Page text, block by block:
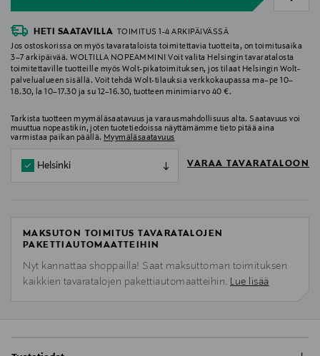
HETI SAATAVILLA
TOIMITUS 1-4 ARKIPÄIVÄSSÄ
Jos ostoskorissa on myös tavarataloista toimitettavia tuotteita, on toimitusaika
3–7 arkipäivää. WOLTILLA NOPEAMMIN! Voit valita Helsingin tavaratalosta
toimitettaville tuotteille myös Wolt-pikatoimituksen, jos tilaat Helsingin Wolt-
palvelualueen sisällä. Voit tehdä Wolt-tilauksia verkkokaupassa ma–pe 10–
18.30, la 10–17.30 ja su 12–16.30, tuotteen minimiarvo 40 €.
Tarkista tuotteen myymäläsaatavuus ja varausmahdollisuus alta. Saatavuus voi
muuttua nopeastikin, joten tuotetiedoissa näyttämämme tieto pitää aina
varmistaa paikan päällä. Myymäläsaatavuus
Helsinki VARAA TAVARATALOON
MAKSUTON TOIMITUS TAVARATALOJEN
PAKETTIAUTOMAATTEIHIN
Nyt kannattaa shoppailla! Saat maksuttoman toimituksen
kaikkien tavaratalojen pakettiautomaatteihin. Lue lisää